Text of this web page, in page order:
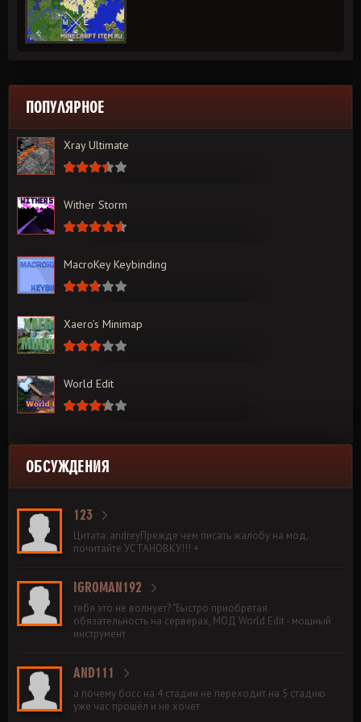
ПОПУЛЯРНОЕ
Xray Ultimate
Wither Storm
MacroKey Keybinding
Xaero’s Minimap
World Edit
ОБСУЖДЕНИЯ
123
Цитата: andreyПрежде чем писать жалобу на мод,
почитайте УСТАНОВКУ!!! +
IGROMAN192
тебя это не волнует? "Быстро приобретая
обязательность на серверах, МОД World Edit - мощный
инструмент
AND111
а почему босс на 4 стадии не переходит на 5 стадию
уже час прошёл и не хочет